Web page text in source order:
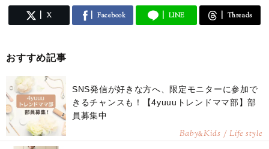
X Facebook LINE Threads
おすすめ記事
SNS発信が好きな方へ、限定モニターに参加で
きるチャンスも！【4yuuuトレンドママ部】部
員募集中
Baby&Kids / Life style